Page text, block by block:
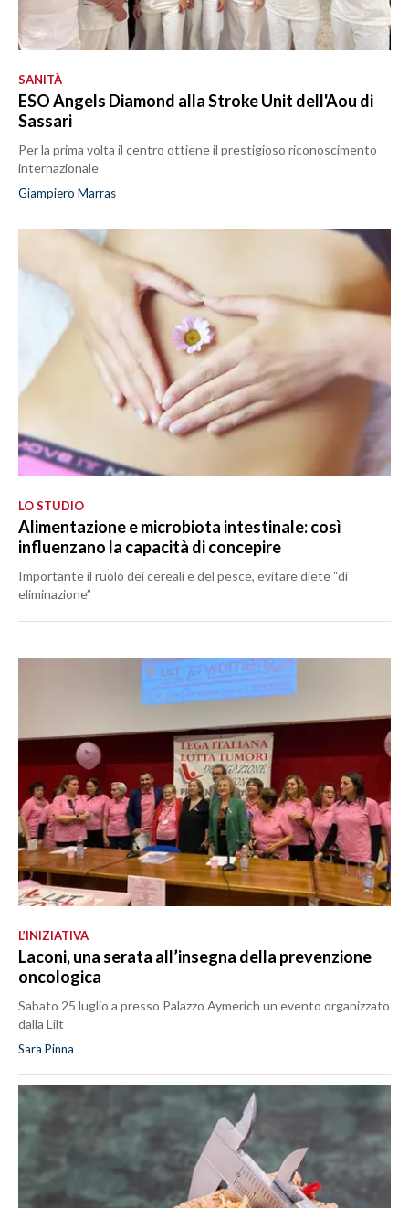
SANITÀ
ESO Angels Diamond alla Stroke Unit dell'Aou di
Sassari
Per la prima volta il centro ottiene il prestigioso riconoscimento
internazionale
Giampiero Marras
LO STUDIO
Alimentazione e microbiota intestinale: così
influenzano la capacità di concepire
Importante il ruolo dei cereali e del pesce, evitare diete “di
eliminazione”
L’INIZIATIVA
Laconi, una serata all’insegna della prevenzione
oncologica
Sabato 25 luglio a presso Palazzo Aymerich un evento organizzato
dalla Lilt
Sara Pinna